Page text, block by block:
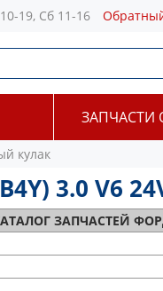
19, Сб 11-16
ЗАПЧАСТИ
кулак
3.0 V6
ЗАПЧАСТЕЙ